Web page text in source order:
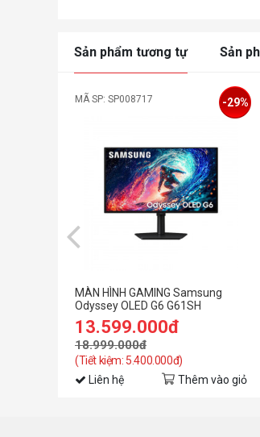
Sản phẩm tương tự Sản
MÃ SP: SP008717
MÀN HÌNH GAMING Samsung
Odyssey OLED G6 G61SH
LS27HG612SEXXV (27
inch/QHD/OLED/240Hz/0.03ms)
13.599.000đ
18.999.000đ
(Tiết kiệm: 5.400.000đ)
-29%
Liên hệ Thêm vào giỏ